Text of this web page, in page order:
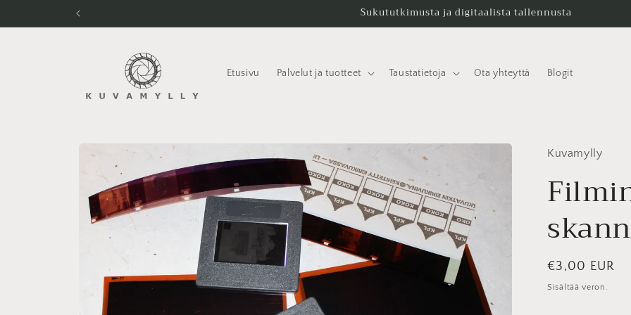
sisältöön
Sukututkimusta ja digitaalista tallennusta
Etusivu Palvelut ja tuotteet Taustatietoja Ota yhteyttä Blogit
Siirry
tuotetietoihin
Kuvamylly
Normaalihinta
€3,00 EUR
Sisältää veron.